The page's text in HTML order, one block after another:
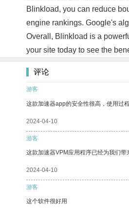
Blinkload, you can reduce
engine rankings. Google's
Overall, Blinkload is a
your site today to see the
评论
游客
这款加速器app的安全性很高，使用过
2024-04-10
游客
这款加速器VPM应用程序已经为我们带
2024-04-10
游客
这个软件很好用